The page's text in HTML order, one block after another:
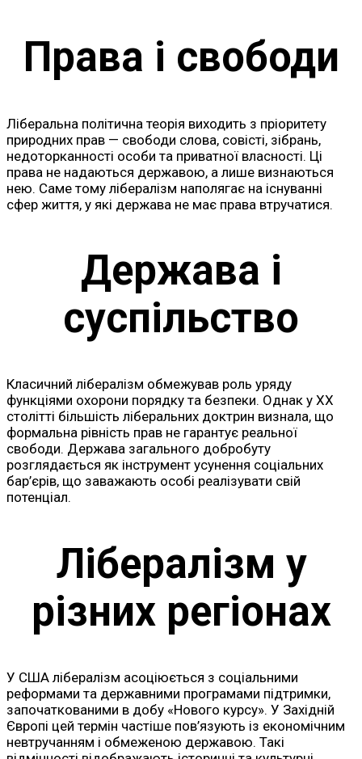
Права і свободи
Ліберальна політична теорія виходить з пріоритету
природних прав — свободи слова, совісті, зібрань,
недоторканності особи та приватної власності. Ці
права не надаються державою, а лише визнаються
нею. Саме тому лібералізм наполягає на існуванні
сфер життя, у які держава не має права втручатися.
Держава і
суспільство
Класичний лібералізм обмежував роль уряду
функціями охорони порядку та безпеки. Однак у XX
столітті більшість ліберальних доктрин визнала, що
формальна рівність прав не гарантує реальної
свободи. Держава загального добробуту
розглядається як інструмент усунення соціальних
бар’єрів, що заважають особі реалізувати свій
потенціал.
Лібералізм у
різних регіонах
У США лібералізм асоціюється з соціальними
реформами та державними програмами підтримки,
започаткованими в добу «Нового курсу». У Західній
Європі цей термін частіше пов’язують із економічним
невтручанням і обмеженою державою. Такі